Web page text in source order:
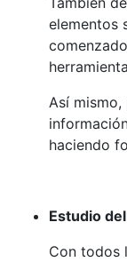
elementos
Así
haciendo
Estudio
Con todos